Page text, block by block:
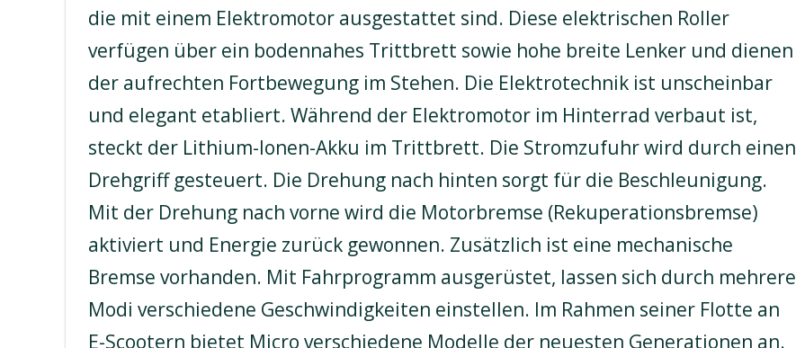
die mit einem Elektromotor ausgestattet sind. Diese elektrischen Roller
verfügen über ein bodennahes Trittbrett sowie hohe breite Lenker und dienen
der aufrechten Fortbewegung im Stehen. Die Elektrotechnik ist unscheinbar
und elegant etabliert. Während der Elektromotor im Hinterrad verbaut ist,
steckt der Lithium-Ionen-Akku im Trittbrett. Die Stromzufuhr wird durch einen
Drehgriff gesteuert. Die Drehung nach hinten sorgt für die Beschleunigung.
Mit der Drehung nach vorne wird die Motorbremse (Rekuperationsbremse)
aktiviert und Energie zurück gewonnen. Zusätzlich ist eine mechanische
Bremse vorhanden. Mit Fahrprogramm ausgerüstet, lassen sich durch mehrere
Modi verschiedene Geschwindigkeiten einstellen. Im Rahmen seiner Flotte an
E-Scootern bietet Micro verschiedene Modelle der neuesten Generationen an.